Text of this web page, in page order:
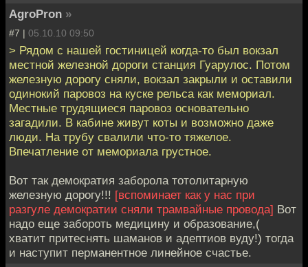
AgroPron »
#7 | 05.10.10 09:50
> Рядом с нашей гостиницей когда-то был вокзал
местной железной дороги станция Гуарулос. Потом
железную дорогу сняли, вокзал закрыли и оставили
одинокий паровоз на куске рельса как мемориал.
Местные трудящиеся паровоз основательно
загадили. В кабине живут коты и возможно даже
люди. На трубу свалили что-то тяжелое.
Впечатление от мемориала грустное.
Вот так демократия заборола тотолитарную
железную дорогу!!! [вспоминает как у нас при
разгуле демократии сняли трамвайные провода] Вот
надо еще забороть медицину и образование,(
хватит притеснять шаманов и адептиов вуду!) тогда
и наступит перманентное линейное счастье.